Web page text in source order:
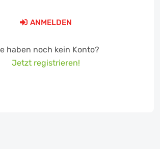
ANMELDEN
haben noch kein Konto?
Jetzt registrieren!